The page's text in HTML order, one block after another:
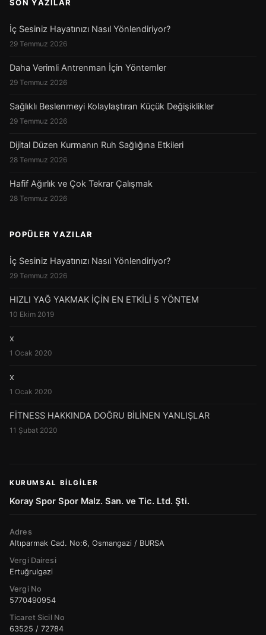
SON YAZILAR
İç Sesiniz Hayatınızı Nasıl Yönlendiriyor?
29 Temmuz 2026
Daha Verimli Antrenman İçin Yöntemler
29 Temmuz 2026
Sağlıklı Beslenmeyi Kolaylaştıran Küçük Değişiklikler
29 Temmuz 2026
Dijital Düzen Kurmanın Ruh Sağlığına Etkileri
28 Temmuz 2026
Hafif Ağırlık ve Çok Tekrar Çalışmak
28 Temmuz 2026
POPÜLER YAZILAR
İç Sesiniz Hayatınızı Nasıl Yönlendiriyor?
29 Temmuz 2026
HIZLI YAĞ YAKMAK İÇİN EN ETKİLİ 5 YÖNTEM
10 Ekim 2019
x
1 Ocak 2020
x
1 Ocak 2020
FİTNESS HAKKINDA DOĞRU BİLİNEN YANLIŞLAR
11 Şubat 2020
KURUMSAL BILGILER
Koray Spor Spor Malz. San. ve Tic. Ltd. Şti.
Adres
Altıparmak Cad. No:6, Osmangazi / BURSA
Vergi Dairesi
Ertuğrulgazi
Vergi No
5770490954
Ticaret Sicil No
63525 / 72784